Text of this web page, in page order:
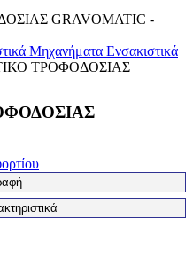
Μηχανήματα Ενσακιστικά
ΤΡΟΦΟΔΟΣΙΑΣ